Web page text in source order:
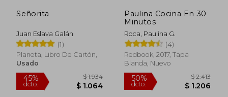
Señorita
Juan Eslava Galán
(1)
Planeta, Libro De Cartón,
Usado
Paulina Cocina En 30
Minutos
Roca, Paulina G.
(4)
Redbook, 2017, Tapa
Blanda, Nuevo